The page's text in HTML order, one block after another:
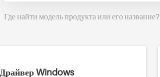
Где найти модель продукта или его название?
Драйвер Windows